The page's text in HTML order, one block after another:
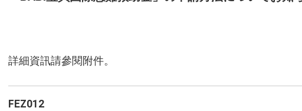
詳細資訊請參閱附件。
FEZ012